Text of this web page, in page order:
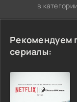
в
Рекомендуем
сериалы: